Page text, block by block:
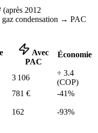
(après 2012
condensation → PAC
Avec
PAC
Économie
3 106
÷ 3.4
(COP)
781 € -41%
162 -93%